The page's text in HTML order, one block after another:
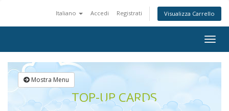
Italiano Accedi Registrati Visualizza Carrello
Mostra Menu
TOP-UP CARDS